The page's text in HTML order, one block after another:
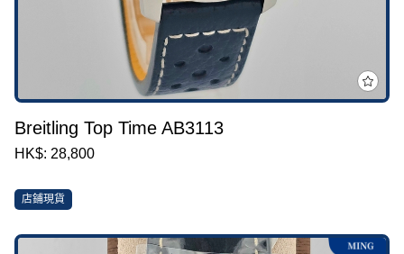
Breitling Top Time AB3113
HK$: 28,800
店鋪現貨